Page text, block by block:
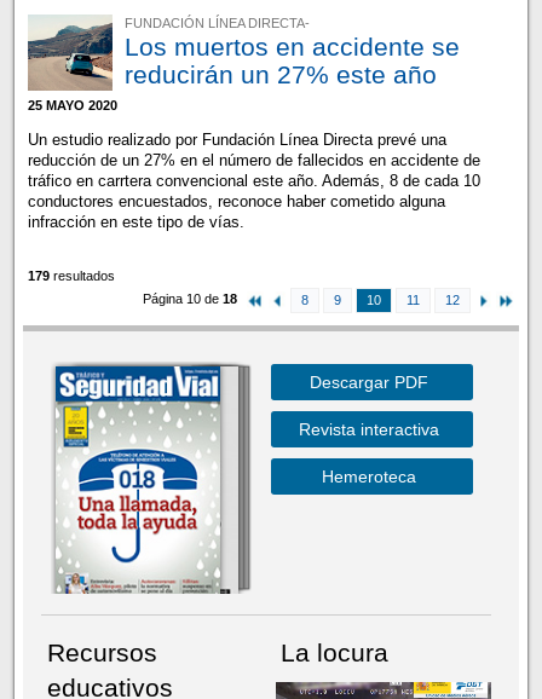
FUNDACIÓN LÍNEA DIRECTA-
Los muertos en accidente se
reducirán un 27% este año
25 MAYO 2020
Un estudio realizado por Fundación Línea Directa prevé una
reducción de un 27% en el número de fallecidos en accidente de
tráfico en carrtera convencional este año. Además, 8 de cada 10
conductores encuestados, reconoce haber cometido alguna
infracción en este tipo de vías.
179resultados
Página 10 de18 8 9 10 11 12
Descargar PDF
Revista interactiva
Hemeroteca
Recursos
educativos
La locura